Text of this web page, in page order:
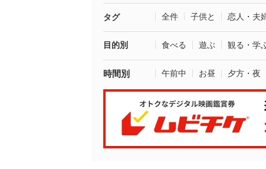
タグ 全件 子供と 恋人・夫
目的別 食べる 遊ぶ 観る・学
時間別 午前中 お昼 夕方・夜